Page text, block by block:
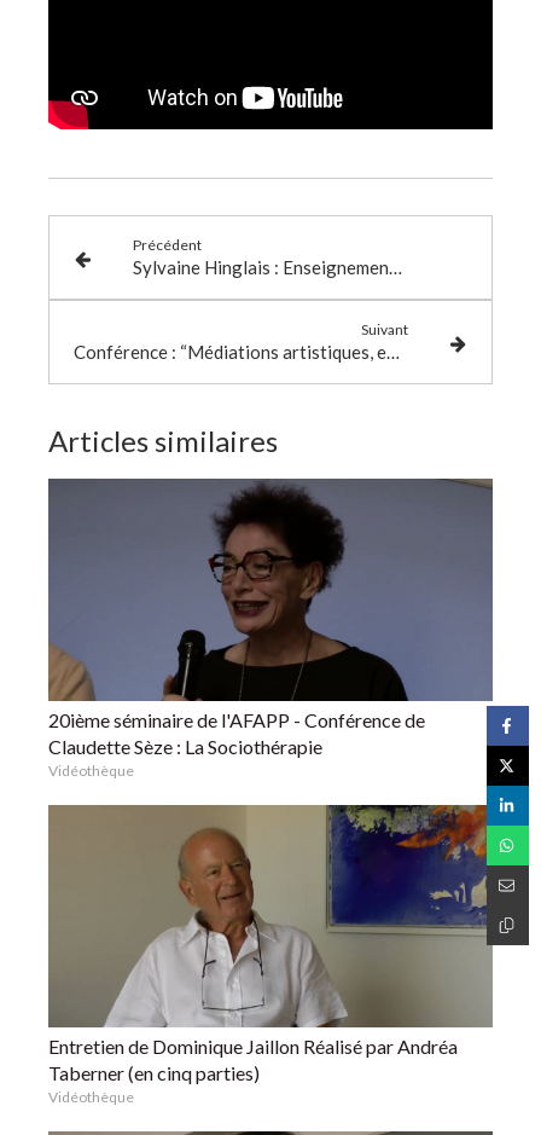
Précédent
Sylvaine Hinglais : Enseignement du FLE par les techniques théâtrales
Suivant
Conférence : “Médiations artistiques, expériences migratoires et pluralité linguistique et culturelle
Articles similaires
20ième séminaire de l'AFAPP - Conférence de
Claudette Sèze : La Sociothérapie
Vidéothèque
Entretien de Dominique Jaillon Réalisé par Andréa
Taberner (en cinq parties)
Vidéothèque